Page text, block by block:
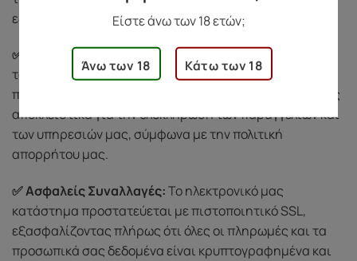
εξυπηρετήσουμε με διακριτικότητα και σεβασμό.
✅ Σεβασμός στην Ιδιωτικότητά σας:Προστατεύουμε
τα προσωπικά σας δεδομένα και δεν τα κοινοποιούμε
ποτέ σε τρίτους. Χρησιμοποιούμε τις πληροφορίες σας
αποκλειστικά για την ολοκλήρωση των παραγγελιών και
των υπηρεσιών μας, σύμφωνα με την πολιτική
απορρήτου μας.
✅ Ασφαλείς Συναλλαγές:Το ηλεκτρονικό μας
κατάστημα προστατεύεται με πιστοποιητικό SSL,
εξασφαλίζοντας πλήρως ότι όλες οι πληρωμές και τα
προσωπικά σας δεδομένα είναι κρυπτογραφημένα και
Είστε άνω των 18 ετών;
Άνω των 18 Κάτω των 18